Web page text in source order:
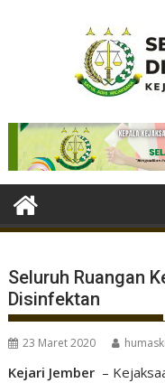
Seluruh Ruangan
Disinfektan
23 Maret 2020
Kejari Jember –